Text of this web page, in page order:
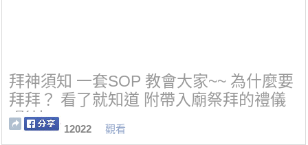
拜神須知 一套SOP 教會大家~~ 為什麼要
拜拜？ 看了就知道 附帶入廟祭拜的禮儀
(影片)
12022 觀看